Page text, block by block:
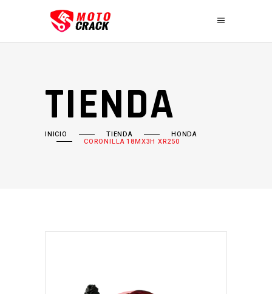
TIENDA
INICIO TIENDA HONDA
CORONILLA 18MX3H XR250